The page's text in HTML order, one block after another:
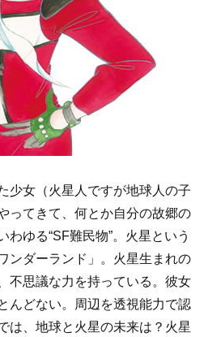
少女（火星人ですが地球人の子
ってきて、何とか自分の故郷の
わゆる“SF難民物”。火星という
ンダーランド」。火星生まれの
不思議な力を持っている。彼女
んどない。周辺を透視能力で認
は、地球と火星の未来は？火星